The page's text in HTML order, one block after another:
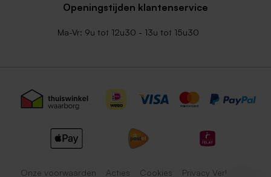
vierkante kaart van mat
op mat papier
Openingstijden klantenservice
Ma-Vr: 9u tot 12u30 - 13u tot 15u30
Onze voorwaarden Acties Cookies Privacy Verklaring